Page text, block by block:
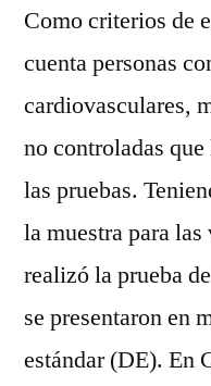
Como criterios de
cuenta personas
cardiovasculares,
no controladas
las pruebas.
la muestra para
realizó la prueba
se presentaron en
estándar (DE). En